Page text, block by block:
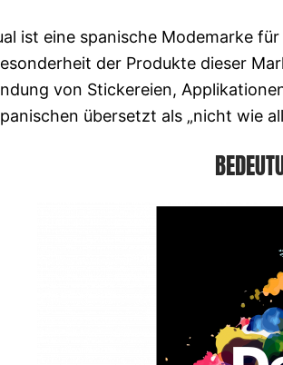
ist eine spanische Modemarke
der Produkte dieser
von Stickereien,
übersetzt als „nicht wie